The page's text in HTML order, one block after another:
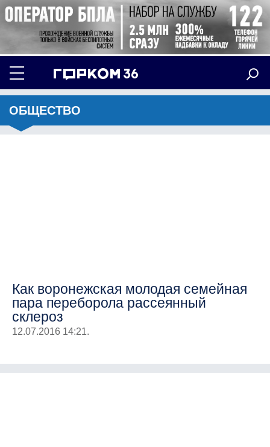
ОБЩЕСТВО
Как воронежская молодая семейная
пара переборола рассеянный
склероз
12.07.2016 14:21.